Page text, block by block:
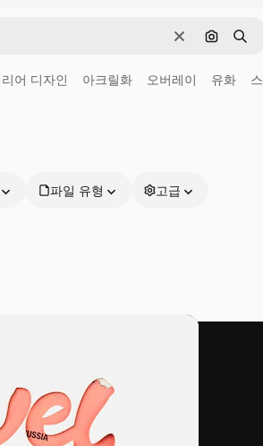
지우기이미지로
검색
어 디자인 아크릴화 오버레이 유화
파일 유형 고급
작하기